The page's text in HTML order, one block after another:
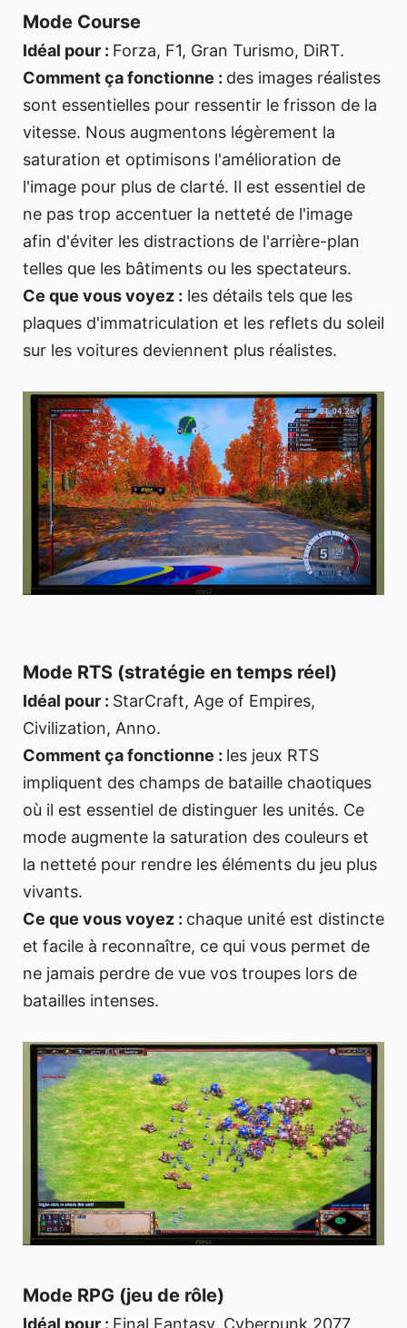
Mode Course
Idéal pour : Forza, F1, Gran Turismo, DiRT.
Comment ça fonctionne : des images réalistes
sont essentielles pour ressentir le frisson de la
vitesse. Nous augmentons légèrement la
saturation et optimisons l'amélioration de
l'image pour plus de clarté. Il est essentiel de
ne pas trop accentuer la netteté de l'image
afin d'éviter les distractions de l'arrière-plan
telles que les bâtiments ou les spectateurs.
Ce que vous voyez : les détails tels que les
plaques d'immatriculation et les reflets du soleil
sur les voitures deviennent plus réalistes.
Mode RTS (stratégie en temps réel)
Idéal pour : StarCraft, Age of Empires,
Civilization, Anno.
Comment ça fonctionne : les jeux RTS
impliquent des champs de bataille chaotiques
où il est essentiel de distinguer les unités. Ce
mode augmente la saturation des couleurs et
la netteté pour rendre les éléments du jeu plus
vivants.
Ce que vous voyez : chaque unité est distincte
et facile à reconnaître, ce qui vous permet de
ne jamais perdre de vue vos troupes lors de
batailles intenses.
Mode RPG (jeu de rôle)
Idéal pour : Final Fantasy, Cyberpunk 2077,